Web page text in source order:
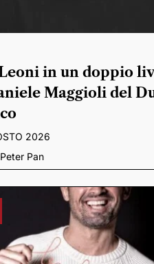
in un doppio
Maggioli del
2026
Pan